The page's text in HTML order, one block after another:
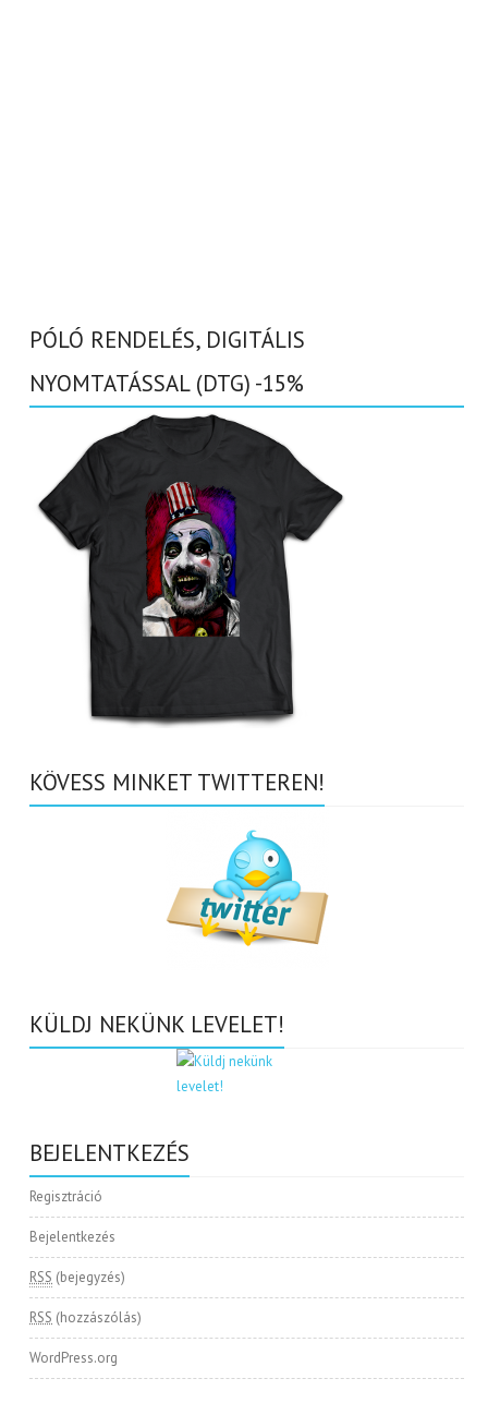
PÓLÓ RENDELÉS, DIGITÁLIS
NYOMTATÁSSAL (DTG) -15%
KÖVESS MINKET TWITTEREN!
KÜLDJ NEKÜNK LEVELET!
BEJELENTKEZÉS
Regisztráció
Bejelentkezés
RSS (bejegyzés)
RSS (hozzászólás)
WordPress.org